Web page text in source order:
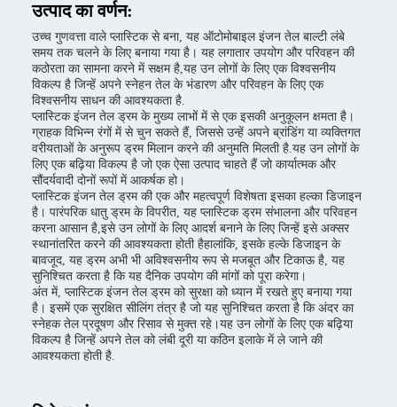
उत्पाद का वर्णन:
उच्च गुणवत्ता वाले प्लास्टिक से बना, यह ऑटोमोबाइल इंजन तेल बाल्टी लंबे
समय तक चलने के लिए बनाया गया है। यह लगातार उपयोग और परिवहन की
कठोरता का सामना करने में सक्षम है,यह उन लोगों के लिए एक विश्वसनीय
विकल्प है जिन्हें अपने स्नेहन तेल के भंडारण और परिवहन के लिए एक
विश्वसनीय साधन की आवश्यकता है.
प्लास्टिक इंजन तेल ड्रम के मुख्य लाभों में से एक इसकी अनुकूलन क्षमता है।
ग्राहक विभिन्न रंगों में से चुन सकते हैं, जिससे उन्हें अपने ब्रांडिंग या व्यक्तिगत
वरीयताओं के अनुरूप ड्रम मिलान करने की अनुमति मिलती है.यह उन लोगों के
लिए एक बढ़िया विकल्प है जो एक ऐसा उत्पाद चाहते हैं जो कार्यात्मक और
सौंदर्यवादी दोनों रूपों में आकर्षक हो।
प्लास्टिक इंजन तेल ड्रम की एक और महत्वपूर्ण विशेषता इसका हल्का डिजाइन
है। पारंपरिक धातु ड्रम के विपरीत, यह प्लास्टिक ड्रम संभालना और परिवहन
करना आसान है,इसे उन लोगों के लिए आदर्श बनाने के लिए जिन्हें इसे अक्सर
स्थानांतरित करने की आवश्यकता होती हैहालांकि, इसके हल्के डिजाइन के
बावजूद, यह ड्रम अभी भी अविश्वसनीय रूप से मजबूत और टिकाऊ है, यह
सुनिश्चित करता है कि यह दैनिक उपयोग की मांगों को पूरा करेगा।
अंत में, प्लास्टिक इंजन तेल ड्रम को सुरक्षा को ध्यान में रखते हुए बनाया गया
है। इसमें एक सुरक्षित सीलिंग तंत्र है जो यह सुनिश्चित करता है कि अंदर का
स्नेहक तेल प्रदूषण और रिसाव से मुक्त रहे।यह उन लोगों के लिए एक बढ़िया
विकल्प है जिन्हें अपने तेल को लंबी दूरी या कठिन इलाके में ले जाने की
आवश्यकता होती है.